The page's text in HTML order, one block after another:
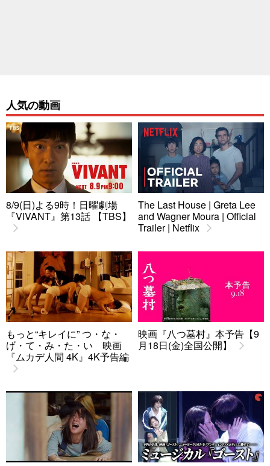
人気の動画
8/9(日)よる9時！日曜劇場
『VIVANT』第13話 【TBS】
The Last House | Greta Lee
and Wagner Moura | Official
Trailer | Netflix
もっと“キレイに” つ・な・
げ・て・み・た・い 映画
『ムカデ人間 4K』4K予告編
映画『八つ墓村』本予告【9
月18日(金)全国公開】